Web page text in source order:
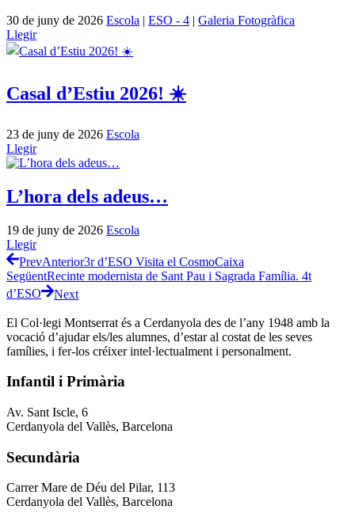
30 de juny de 2026 Escola | ESO - 4 | Galeria Fotogràfica
Llegir
Casal d’Estiu 2026! ☀️
23 de juny de 2026 Escola
Llegir
L’hora dels adeus…
19 de juny de 2026 Escola
Llegir
PrevAnterior3r d’ESO Visita el CosmoCaixa
SegüentRecinte modernista de Sant Pau i Sagrada Família. 4t
d’ESO
Next
El Col·legi Montserrat és a Cerdanyola des de l’any 1948 amb la
vocació d’ajudar els/les alumnes, d’estar al costat de les seves
famílies, i fer-los créixer intel·lectualment i personalment.
Infantil i Primària
Av. Sant Iscle, 6
Cerdanyola del Vallès, Barcelona
Secundària
Carrer Mare de Déu del Pilar, 113
Cerdanyola del Vallès, Barcelona